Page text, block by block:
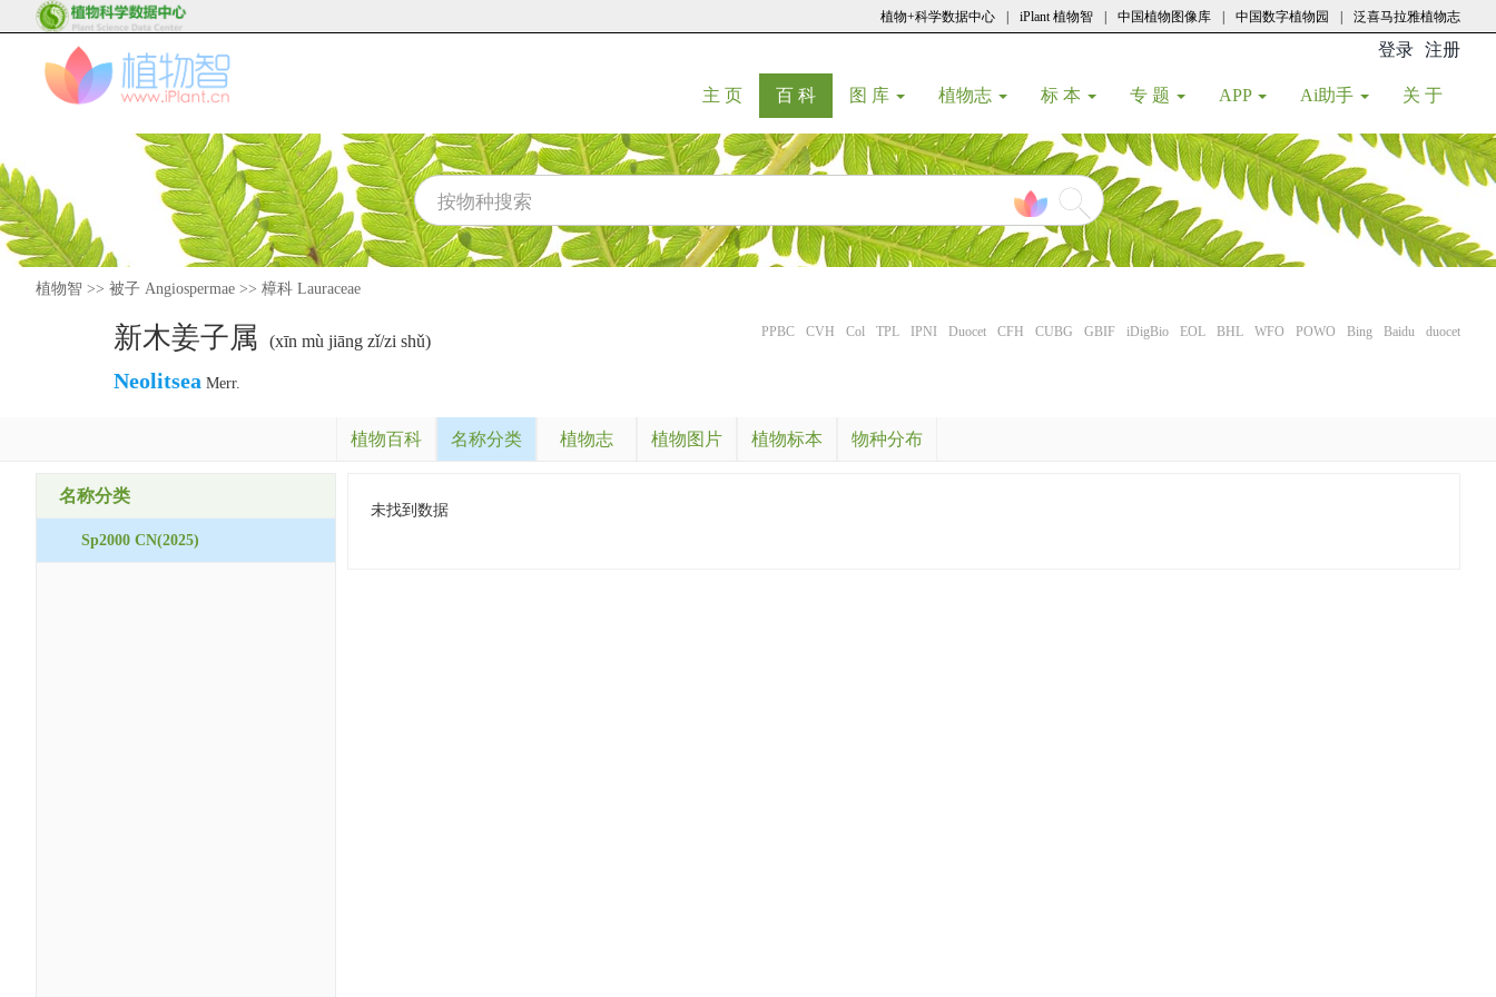
植物+科学数据中心 iPlant 植物智 中国植物图像库 中国数字植物园 泛喜马拉雅植物志
登录 注册
主 页(current)
百 科(current)
图 库 植物志 标 本 专 题 APP Ai助手 关 于
植物智 >> 被子 Angiospermae >> 樟科 Lauraceae
新木姜子属 (xīn mù jiāng zǐ/zi shǔ) PPBC CVH Col TPL IPNI Duocet CFH CUBG GBIF iDigBio EOL BHL WFO POWO Bing Baidu duocet
Neolitsea Merr.
植物百科 名称分类 植物志 植物图片 植物标本 物种分布
名称分类
Sp2000 CN(2025)
未找到数据